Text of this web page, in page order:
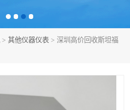
> 其他仪器仪表 > 深圳高价回收斯坦福
阻抗分析仪